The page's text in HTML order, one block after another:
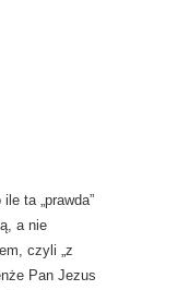
ta „prawda”
a nie
czyli „z
Pan Jezus